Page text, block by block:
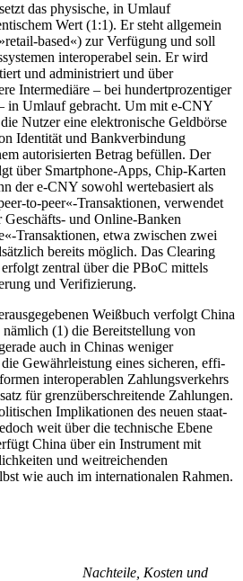
das physische, in Umlauf
Wert (1:1). Er steht allgemein
based«) zur Verfügung und soll
interoperabel sein. Er wird
und administriert und über
Intermediäre – bei hundertprozentiger
in Umlauf gebracht. Um mit e-CNY
Nutzer eine elektronische Geldbörse
Identität und Bankverbindung
autorisierten Betrag befüllen. Der
über Smartphone-Apps, Chip-Karten
der e-CNY sowohl wertebasiert als
to-peer«-Transaktionen, verwendet
Geschäfts- und Online-Banken
Transaktionen, etwa zwischen zwei
bereits möglich. Das Clearing
zentral über die PBoC mittels
und Verifizierung.
Weißbuch verfolgt China
(1) die Bereitstellung von
auch in Chinas weniger
Gewährleistung eines sicheren, effi­
inter­operablen Zahlungsverkehrs
für grenzüberschreitende Zahlungen.
Implikationen des neuen staat­
weit über die technische Ebene
China über ein Instrument mit
und weitreichenden
wie auch im internationalen Rahmen.
Nachteile, Kosten und